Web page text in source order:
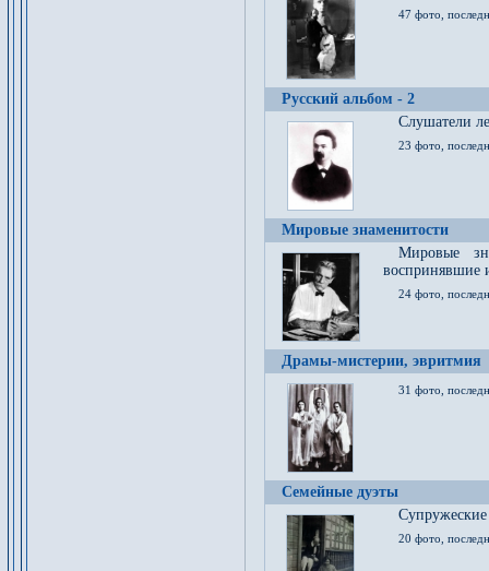
47 фото,
Русский альбом - 2
Cлушатели
23 фото,
Мировые знаменитости
Мировые
воспринявшие
24 фото,
Драмы-мистерии, эвритмия
31 фото,
Семейные дуэты
20 фото,